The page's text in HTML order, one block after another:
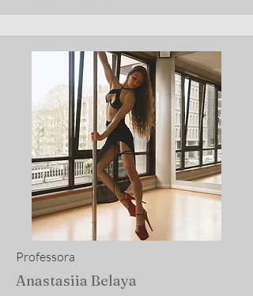
Professora
Anastasiia Belaya